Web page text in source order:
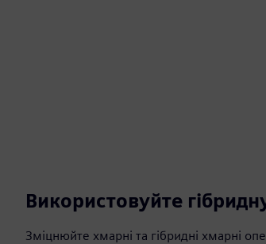
Використовуйте
Зміцнюйте хмарні та гібридні хмарні